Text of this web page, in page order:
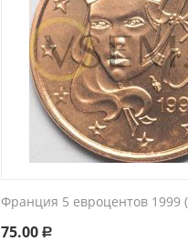
Франция 5 евроцентов 1999
75.00 Р